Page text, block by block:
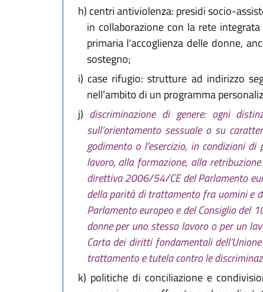
h) centri antiviolenza: presidi socio-
in collaborazione con la rete
primaria l'accoglienza delle donne,
sostegno;
i) case rifugio: strutture ad indirizzo
nell'ambito di un programma
j) discriminazione di genere: ogni
sull’orientamento sessuale o su
godimento o l’esercizio, in condizioni
lavoro, alla formazione, alla
direttiva 2006/54/CE del Parlamento
della parità di trattamento fra uomini e
Parlamento europeo e del Consiglio
donne per uno stesso lavoro o per un
Carta dei diritti fondamentali
trattamento e tutela contro le
k) politiche di conciliazione e